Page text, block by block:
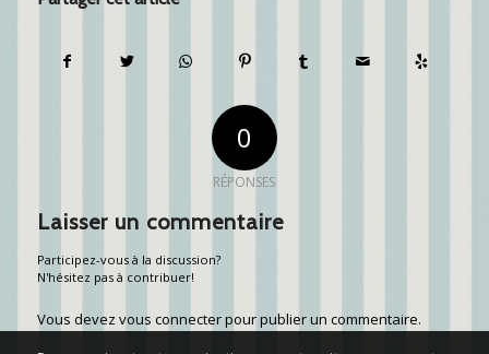
0
RÉPONSES
Laisser un commentaire
Participez-vous à la discussion?
N'hésitez pas à contribuer!
Vous devez vous connecterpour publier un commentaire.